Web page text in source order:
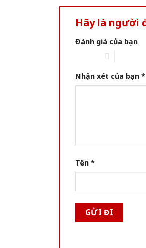
Hãy là người
Đánh giá của bạn
Nhận xét của bạn *
Tên *